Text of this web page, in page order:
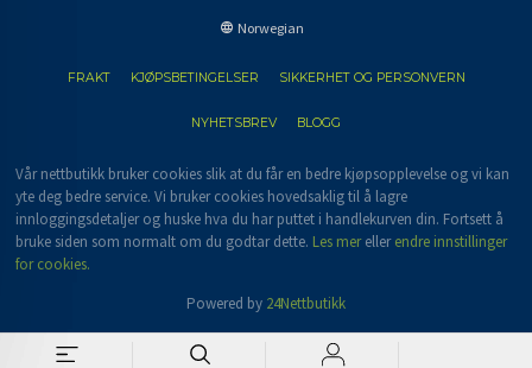
Norwegian
FRAKT KJØPSBETINGELSER SIKKERHET OG PERSONVERN
NYHETSBREV BLOGG
Vår nettbutikk bruker cookies slik at du får en bedre kjøpsopplevelse og vi kan
yte deg bedre service. Vi bruker cookies hovedsaklig til å lagre
innloggingsdetaljer og huske hva du har puttet i handlekurven din. Fortsett å
bruke siden som normalt om du godtar dette. Les merellerendre innstillinger
for cookies.
Powered by 24Nettbutikk